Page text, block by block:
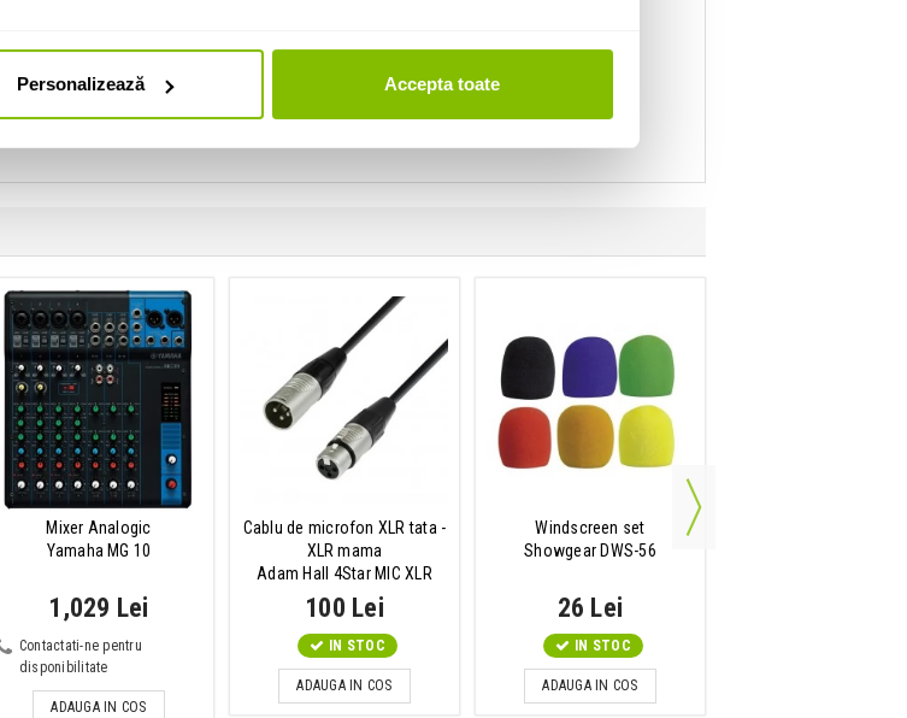
Personalizează Accepta toate
Mixer Analogic
Yamaha MG 10
1,029 Lei
Contactati-ne pentru
disponibilitate
ADAUGA IN COS
Cablu de microfon XLR tata -
XLR mama
Adam Hall 4Star MIC XLR
10m
100 Lei
IN STOC
ADAUGA IN COS
Windscreen set
Showgear DWS-56
26 Lei
IN STOC
ADAUGA IN COS